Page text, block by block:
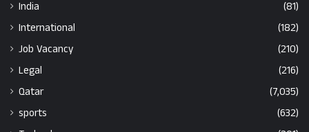
India
(81)
International
(182)
Job Vacancy
(210)
Legal
(216)
Qatar
(7,035)
sports
(632)